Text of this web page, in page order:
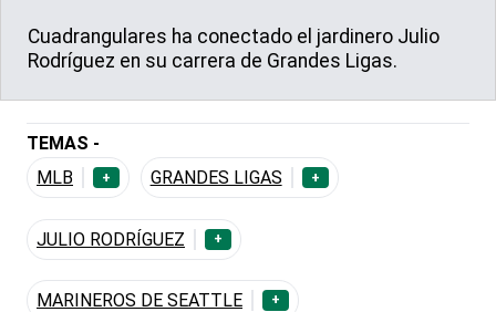
Cuadrangulares ha conectado el jardinero Julio
Rodríguez en su carrera de Grandes Ligas.
TEMAS -
MLB
+ GRANDES LIGAS +
JULIO RODRÍGUEZ +
MARINEROS DE SEATTLE +